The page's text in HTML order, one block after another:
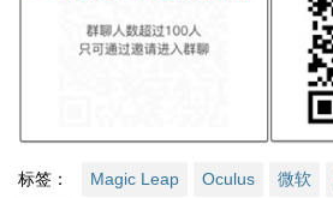
标签： Magic Leap Oculus 微软